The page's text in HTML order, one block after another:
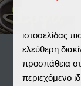
ιστοσελίδας
ελεύθερη
προσπάθεια
περιεχόμενο